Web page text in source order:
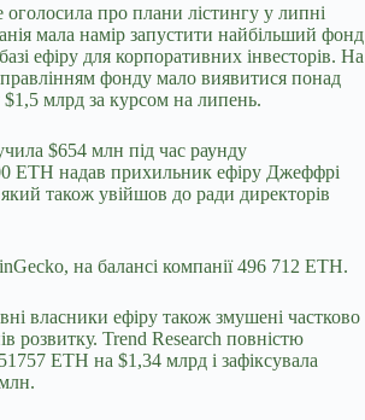
про плани лістингу у липні
мала намір запустити найбільший фонд
ефіру для корпоративних інвесторів. На
фонду мало виявитися понад
млрд за курсом на липень.
$654 млн під час раунду
ETH надав прихильник ефіру Джеффрі
також увійшов до ради директорів
на балансі компанії 496 712 ETH.
власники ефіру також змушені частково
розвитку. Trend Research повністю
ETH на $1,34 млрд і зафіксувала